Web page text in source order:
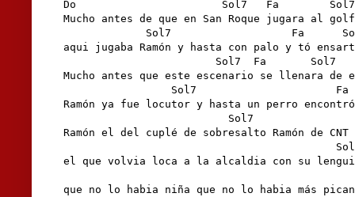
Do                       Sol7   Fa
Mucho antes de que en San Roque jugara al
Sol7                   Fa
aqui jugaba Ramón y hasta con palo y tó
Sol7  Fa       Sol7
Mucho antes que este escenario se llenara de
Sol7                      Fa
Ramón ya fue locutor y hasta un perro
Sol7
Ramón el del cuplé de sobresalto Ramón de
el que volvia loca a la alcaldia con su
que no lo habia niña que no lo habia más